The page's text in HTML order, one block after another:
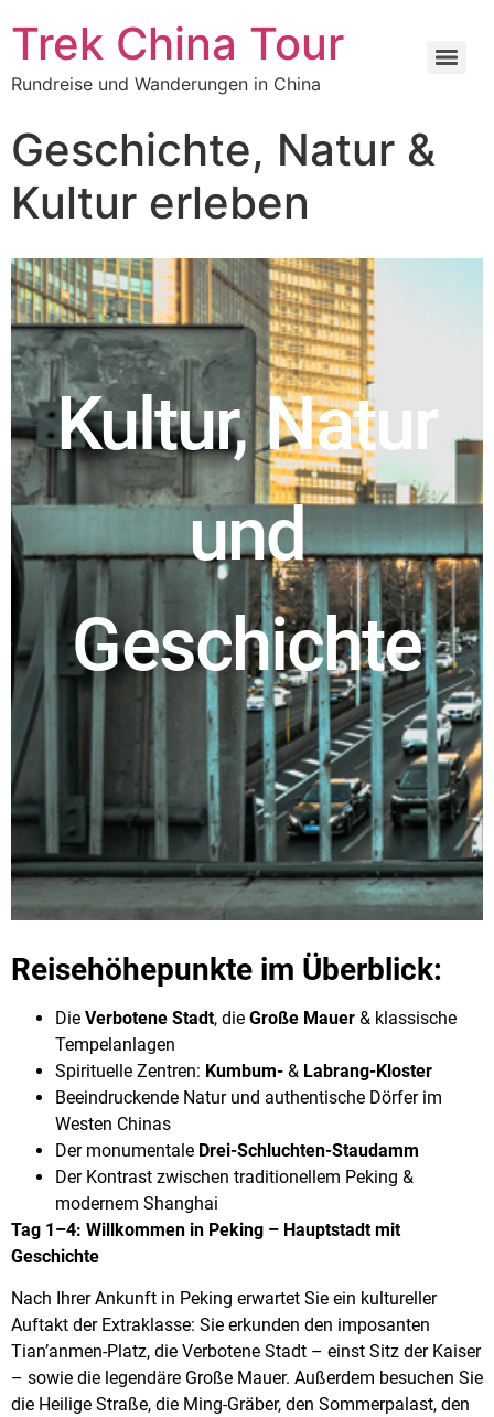
Trek China Tour
Rundreise und Wanderungen in China
Geschichte, Natur &
Kultur erleben
Kultur, Natur
und
Geschichte
Reisehöhepunkte im Überblick:
Die Verbotene Stadt, die Große Mauer & klassische
Tempelanlagen
Spirituelle Zentren: Kumbum- & Labrang-Kloster
Beeindruckende Natur und authentische Dörfer im
Westen Chinas
Der monumentale Drei-Schluchten-Staudamm
Der Kontrast zwischen traditionellem Peking &
modernem Shanghai
Tag 1–4: Willkommen in Peking – Hauptstadt mit
Geschichte
Nach Ihrer Ankunft in Peking erwartet Sie ein kultureller
Auftakt der Extraklasse: Sie erkunden den imposanten
Tian’anmen-Platz, die Verbotene Stadt – einst Sitz der Kaiser
– sowie die legendäre Große Mauer. Außerdem besuchen Sie
die Heilige Straße, die Ming-Gräber, den Sommerpalast, den